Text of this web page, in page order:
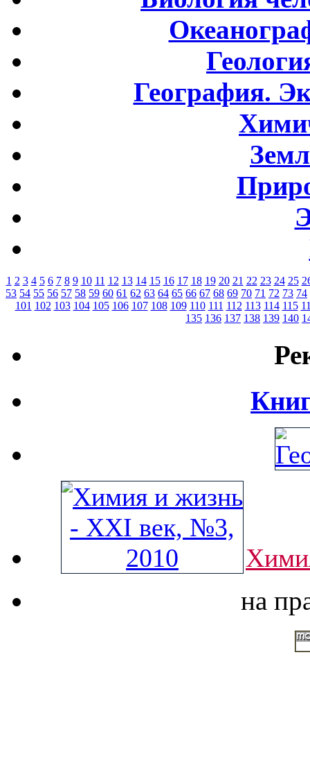
География.
1 2 3 4 5 6 7 8 9 10 11 12 13 14 15 16 17 18 19 20 21 22 23 24 25
53 54 55 56 57 58 59 60 61 62 63 64 65 66 67 68 69 70 71 72 73 74
101 102 103 104 105 106 107 108 109 110 111 112 113 114 115
135 136 137 138 139 140
на